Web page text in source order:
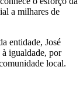
a milhares de
entidade, José
igualdade, por
local.